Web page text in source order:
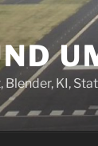
Blender, KI,